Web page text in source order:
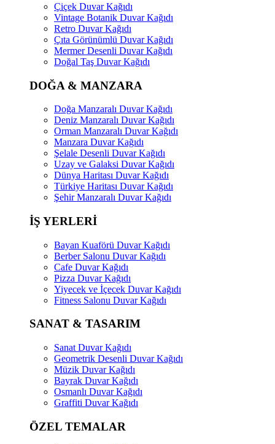
Çiçek Duvar Kağıdı
Vintage Botanik Duvar Kağıdı
Retro Duvar Kağıdı
Çıta Görünümlü Duvar Kağıdı
Mermer Desenli Duvar Kağıdı
Doğal Taş Duvar Kağıdı
DOĞA & MANZARA
Doğa Manzaralı Duvar Kağıdı
Deniz Manzaralı Duvar Kağıdı
Orman Manzaralı Duvar Kağıdı
Manzara Duvar Kağıdı
Şelale Desenli Duvar Kağıdı
Uzay ve Galaksi Duvar Kağıdı
Dünya Haritası Duvar Kağıdı
Türkiye Haritası Duvar Kağıdı
Şehir Manzaralı Duvar Kağıdı
İŞ YERLERİ
Bayan Kuaförü Duvar Kağıdı
Berber Salonu Duvar Kağıdı
Cafe Duvar Kağıdı
Pizza Duvar Kağıdı
Yiyecek ve İçecek Duvar Kağıdı
Fitness Salonu Duvar Kağıdı
SANAT & TASARIM
Sanat Duvar Kağıdı
Geometrik Desenli Duvar Kağıdı
Müzik Duvar Kağıdı
Bayrak Duvar Kağıdı
Osmanlı Duvar Kağıdı
Graffiti Duvar Kağıdı
ÖZEL TEMALAR